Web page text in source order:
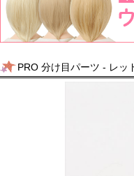
PRO 分け目パーツ - レッ